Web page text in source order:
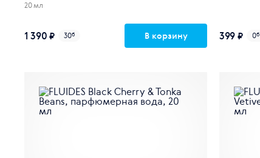
20 мл
1 390 ₽ 30б В корзину 399 ₽ 0б